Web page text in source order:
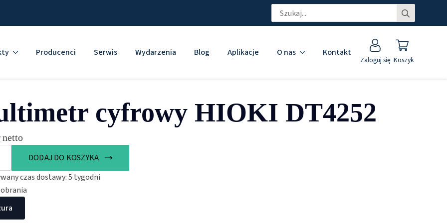
for:
Producenci Serwis Wydarzenia Blog Aplikacje O nas Kontakt
Zaloguj się Koszyk
cyfrowy HIOKI DT4252
netto
DODAJ DO KOSZYKA
czas dostawy: 5 tygodni